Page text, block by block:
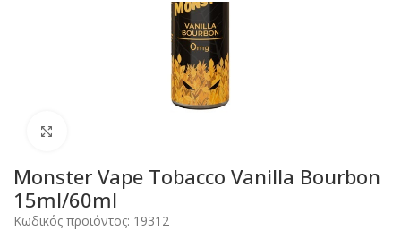
Monster Vape Tobacco Vanilla Bourbon
15ml/60ml
Κωδικός προϊόντος: 19312